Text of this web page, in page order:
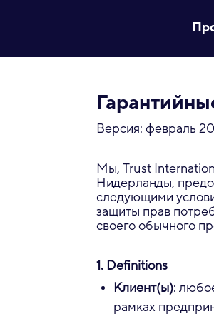
Версия: февраль
Мы, Trust
Нидерланды,
следующими
защиты прав
своего обычного
1. Definitions
Клиент(ы):
рамках